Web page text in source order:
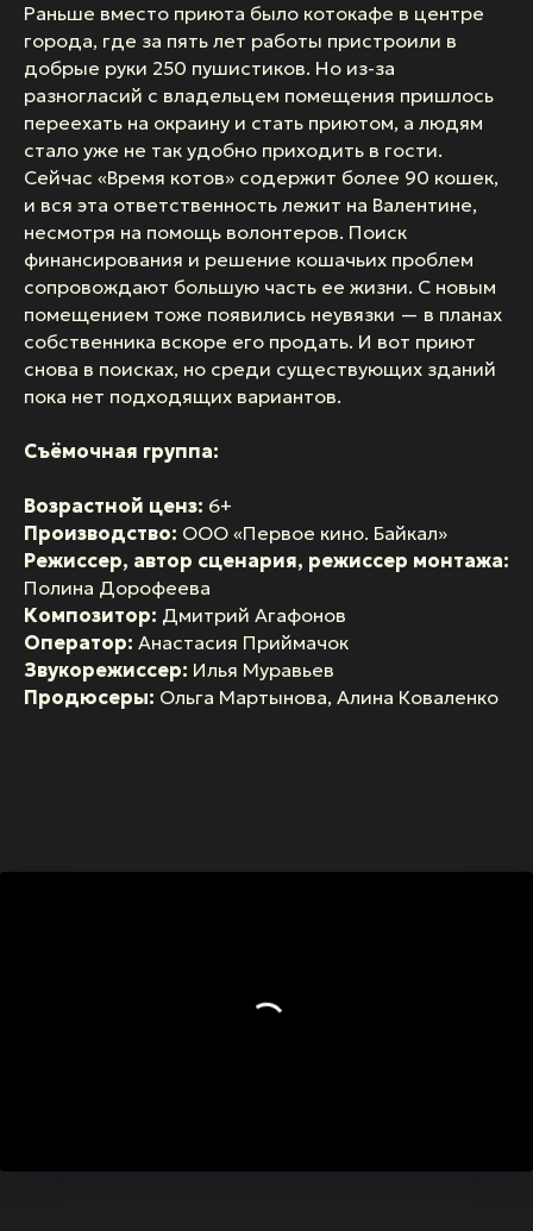
Раньше вместо приюта было котокафе в центре
города, где за пять лет работы пристроили в
добрые руки 250 пушистиков. Но из-за
разногласий с владельцем помещения пришлось
переехать на окраину и стать приютом, а людям
стало уже не так удобно приходить в гости.
Сейчас «Время котов» содержит более 90 кошек,
и вся эта ответственность лежит на Валентине,
несмотря на помощь волонтеров. Поиск
финансирования и решение кошачьих проблем
сопровождают большую часть ее жизни. С новым
помещением тоже появились неувязки — в планах
собственника вскоре его продать. И вот приют
снова в поисках, но среди существующих зданий
пока нет подходящих вариантов.
Съёмочная группа:
Возрастной ценз: 6+
Производство: ООО «Первое кино. Байкал»
Режиссер, автор сценария, режиссер монтажа:
Полина Дорофеева
Композитор: Дмитрий Агафонов
Оператор: Анастасия Приймачок
Звукорежиссер: Илья Муравьев
Продюсеры: Ольга Мартынова, Алина Коваленко